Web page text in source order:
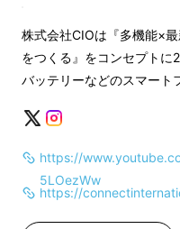
スマホやPC、イヤ
は当たり前に。最
ケーブルを持って
適格請求書発行事業者
（適格請求書発行事業者
Makuakeメッセージに
お問合せください）
株式会社CIOは『多機能×
をつくる』をコンセプトに
バッテリーなどのスマート
https://
5LOezWw
https://